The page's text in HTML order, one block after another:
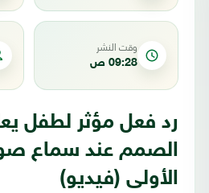
وقت النشر
09:28 ص
رد فعل مؤثر لطفل
الصمم عند سماع
الأولى (فيديو)